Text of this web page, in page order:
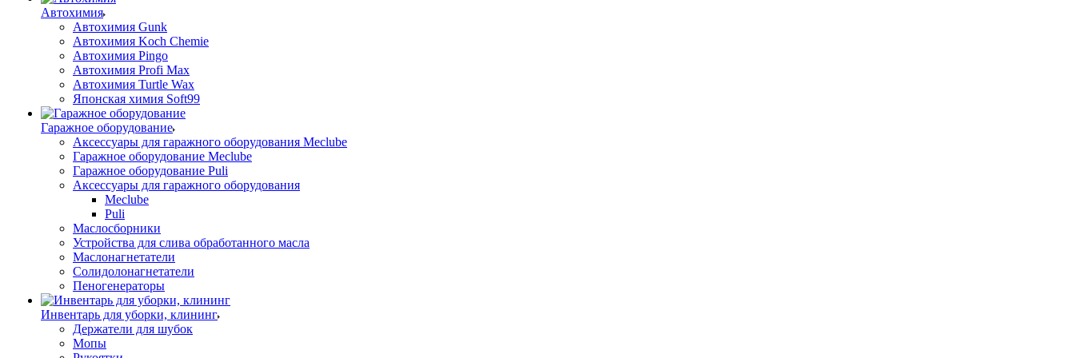
Автохимия
Автохимия Gunk
Автохимия Koch Chemie
Автохимия Pingo
Автохимия Profi Max
Автохимия Turtle Wax
Японская химия Soft99
Гаражное оборудование
Аксессуары для гаражного оборудования Meclube
Гаражное оборудование Meclube
Гаражное оборудование Puli
Аксессуары для гаражного оборудования
Meclube
Puli
Маслосборники
Устройства для слива обработанного масла
Маслонагнетатели
Солидолонагнетатели
Пеногенераторы
Инвентарь для уборки, клининг
Держатели для шубок
Мопы